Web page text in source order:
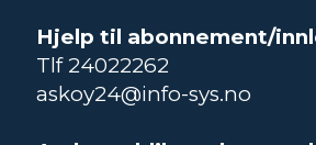
Hjelp til abonnement/
Tlf 24022262
askoy24@info-sys.no